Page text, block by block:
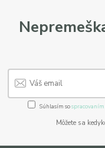
Súhlasím so
Môžete sa